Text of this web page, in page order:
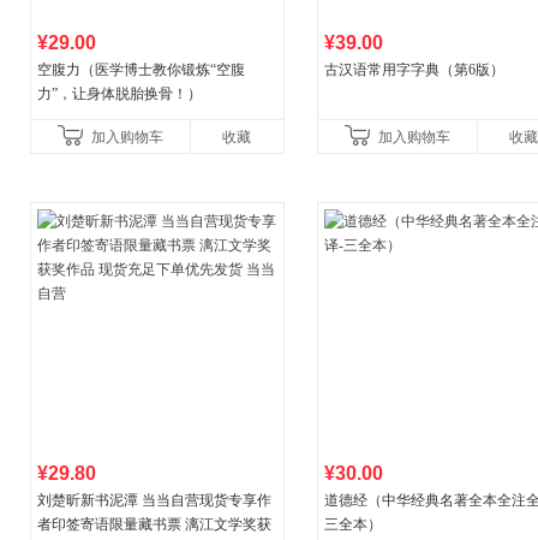
¥29.00
空腹力（医学博士教你锻炼“空腹
力”，让身体脱胎换骨！）
加入购物车 收藏
¥39.00
古汉语常用字字典（第6版）
加入购物车 收藏
¥29.80
刘楚昕新书泥潭 当当自营现货专享作
者印签寄语限量藏书票 漓江文学奖获
¥30.00
道德经（中华经典名著全本全注
三全本）